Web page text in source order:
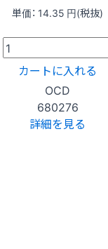
単価： 14.35 円(税抜)
カートに入れる
OCD
680276
詳細を見る